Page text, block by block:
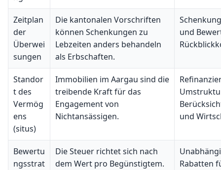
Zeitplan
der
Überwei
sungen
Die kantonalen Vorschriften
können Schenkungen zu
Lebzeiten anders behandeln
als Erbschaften.
und
Standor
t des
Vermög
ens
(situs)
Immobilien im Aargau sind die
treibende Kraft für das
Engagement von
Nichtansässigen.
und
Bewertu
ngsstrat
Die Steuer richtet sich nach
dem Wert pro Begünstigtem.
Rabatten